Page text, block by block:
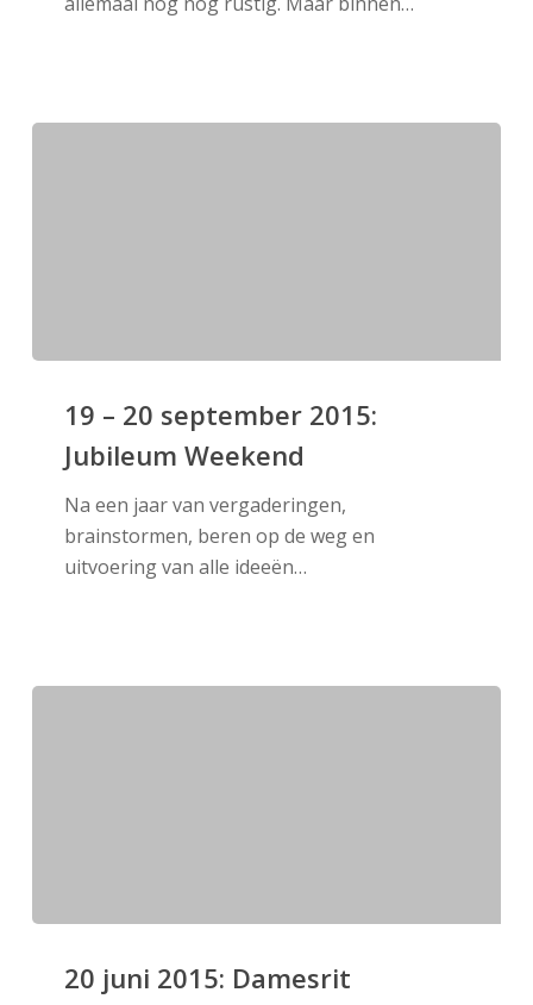
september
2015:
Jubileum
Weekend
19 – 20 september 2015:
Jubileum Weekend
Na een jaar van vergaderingen,
brainstormen, beren op de weg en
uitvoering van alle ideeën…
20 juni 2015: Damesrit